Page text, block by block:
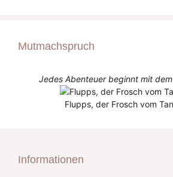
Mutmachspruch
Jedes Abenteuer beginnt mit
Flupps, der Frosch vom
Informationen